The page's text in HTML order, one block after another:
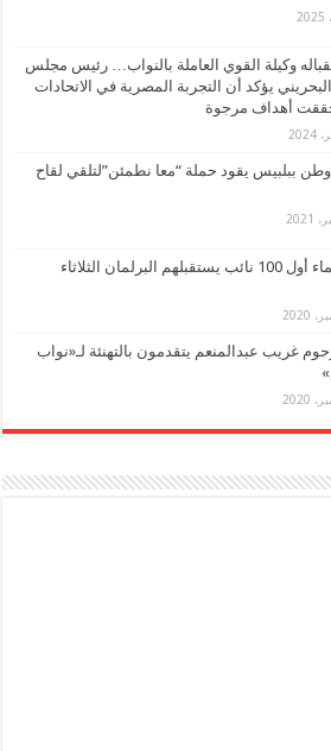
وكيلة القوي العاملة بالنواب… رئيس مجلس
يؤكد أن التجربة المصرية في الاتحادات
حققت أهداف مرجوة
ببلبيس يقود حملة “معا نطمئن”لتلقي لقاح
ننشر أسماء أول 100 نائب يستقبلهم البرلمان الثلاثاء
غريب عبدالمنعم يتقدمون بالتهنئة لـ«نواب